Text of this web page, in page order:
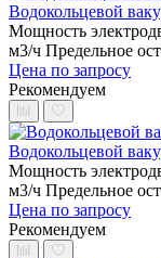
Водокольцевой
Мощность
м3/ч Предельное
Цена по запросу
Рекомендуем
Водокольцевой
Мощность
м3/ч Предельное
Цена по запросу
Рекомендуем